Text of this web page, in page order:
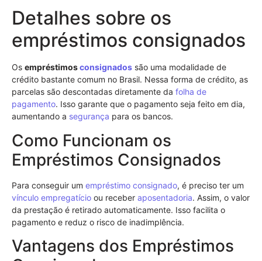
Detalhes sobre os
empréstimos consignados
Os empréstimosconsignados são uma modalidade de
crédito bastante comum no Brasil. Nessa forma de crédito, as
parcelas são descontadas diretamente da folha de
pagamento. Isso garante que o pagamento seja feito em dia,
aumentando a segurança para os bancos.
Como Funcionam os
Empréstimos Consignados
Para conseguir um empréstimo consignado, é preciso ter um
vínculo empregatício ou receber aposentadoria. Assim, o valor
da prestação é retirado automaticamente. Isso facilita o
pagamento e reduz o risco de inadimplência.
Vantagens dos Empréstimos